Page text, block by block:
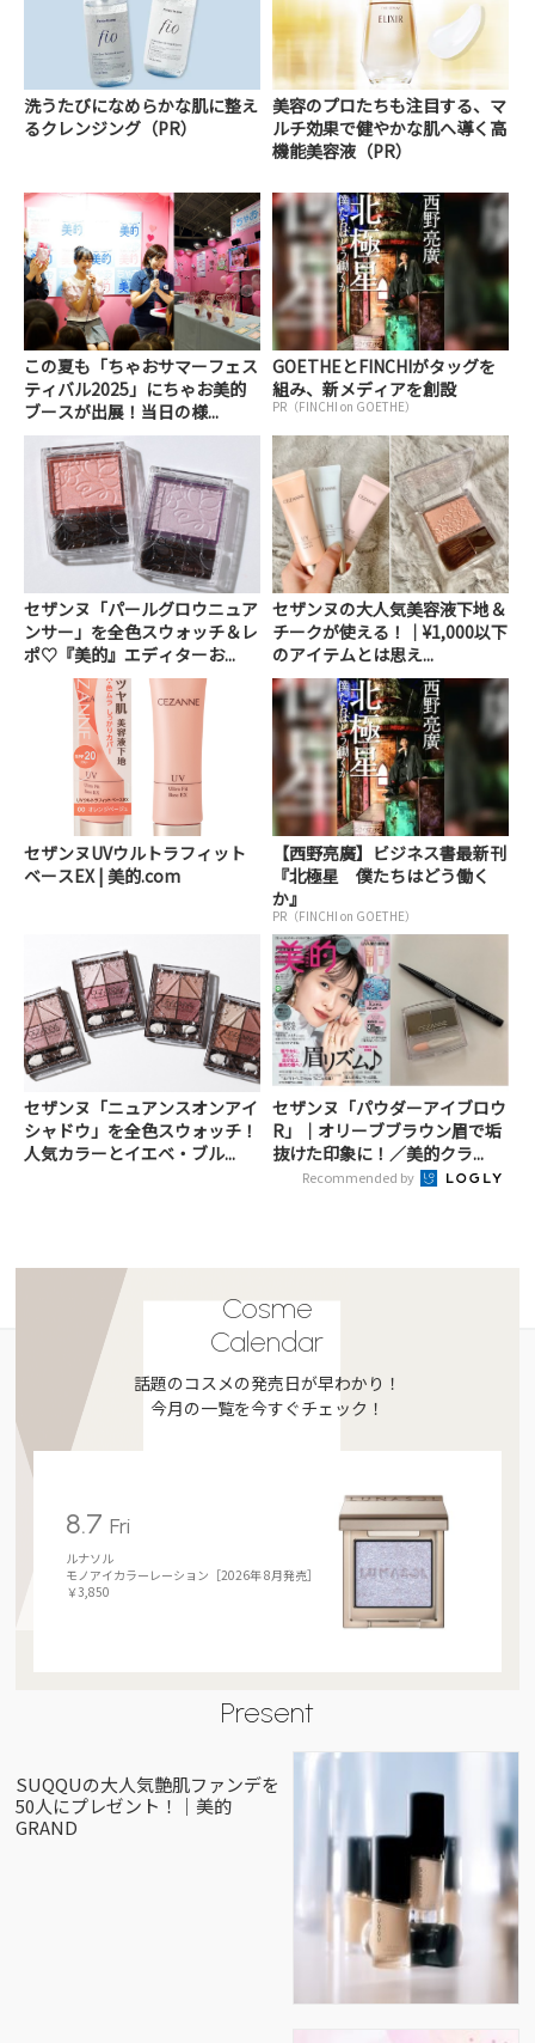
洗うたびになめらかな肌に整え
るクレンジング（PR）
美容のプロたちも注目する、マ
ルチ効果で健やかな肌へ導く高
機能美容液（PR）
この夏も「ちゃおサマーフェス
ティバル2025」にちゃお美的
ブースが出展！当日の様...
GOETHEとFINCHIがタッグを
組み、新メディアを創設
PR（FINCHI on GOETHE）
セザンヌ「パールグロウニュア
ンサー」を全色スウォッチ＆レ
ポ♡『美的』エディターお...
セザンヌの大人気美容液下地＆
チークが使える！｜¥1,000以下
のアイテムとは思え...
セザンヌUVウルトラフィット
ベースEX | 美的.com
【西野亮廣】ビジネス書最新刊
『北極星 僕たちはどう働く
か』
PR（FINCHI on GOETHE）
セザンヌ「ニュアンスオンアイ
シャドウ」を全色スウォッチ！
人気カラーとイエベ・ブル...
セザンヌ「パウダーアイブロウ
R」｜オリーブブラウン眉で垢
抜けた印象に！／美的クラ...
Recommended by
Cosme
Calendar
話題のコスメの発売日が早わかり！
今月の一覧を今すぐチェック！
8.7Fri
ルナソル
モノアイカラーレーション［2026年 8月発売］
￥3,850
Present
SUQQUの大人気艶肌ファンデを
50人にプレゼント！｜美的
GRAND